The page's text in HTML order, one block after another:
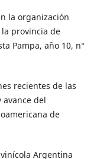
la organización
provincia de
Pampa, año 10, n°
recientes de las
del
de
Argentina